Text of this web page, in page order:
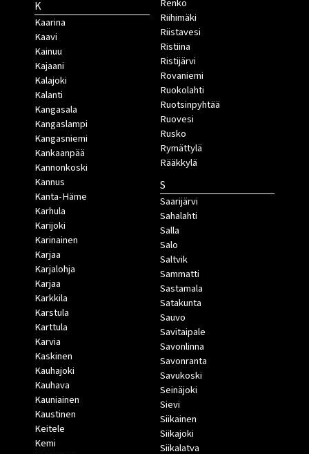
K
Kaarina
Kaavi
Kainuu
Kajaani
Kalajoki
Kalanti
Kangasala
Kangaslampi
Kangasniemi
Kankaanpää
Kannonkoski
Kannus
Kanta-Häme
Karhula
Karijoki
Karinainen
Karjaa
Karjalohja
Karjaa
Karkkila
Karstula
Karttula
Karvia
Kaskinen
Kauhajoki
Kauhava
Kauniainen
Kaustinen
Keitele
Kemi
Renko
Riihimäki
Riistavesi
Ristiina
Ristijärvi
Rovaniemi
Ruokolahti
Ruotsinpyhtää
Ruovesi
Rusko
Rymättylä
Rääkkylä
S
Saarijärvi
Sahalahti
Salla
Salo
Saltvik
Sammatti
Sastamala
Satakunta
Sauvo
Savitaipale
Savonlinna
Savonranta
Savukoski
Seinäjoki
Sievi
Siikainen
Siikajoki
Siikalatva